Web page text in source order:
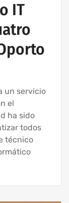
IT
un servicio
el
ha sido
todos
técnico